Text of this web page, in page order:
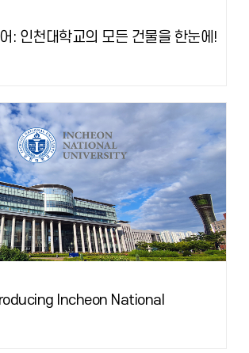
: 인천대학교의 모든 건물을 한눈에!
Incheon National